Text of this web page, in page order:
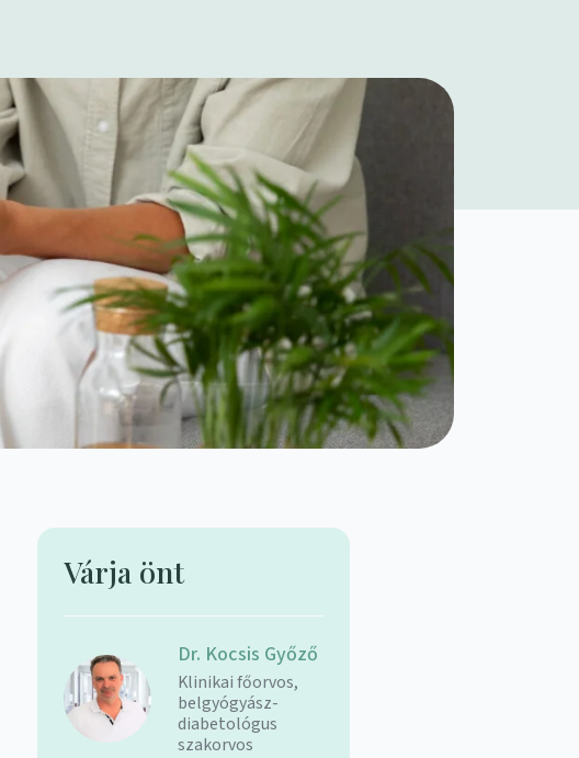
Várja önt
Dr. Kocsis Győző
Klinikai főorvos,
belgyógyász-
diabetológus
szakorvos